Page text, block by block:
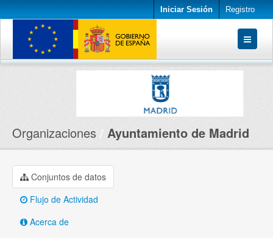
Iniciar Sesión Registro
Conjuntos de datos
Organizaciones Ayuntamiento de Madrid
Conjuntos de datos
Flujo de Actividad
Acerca de